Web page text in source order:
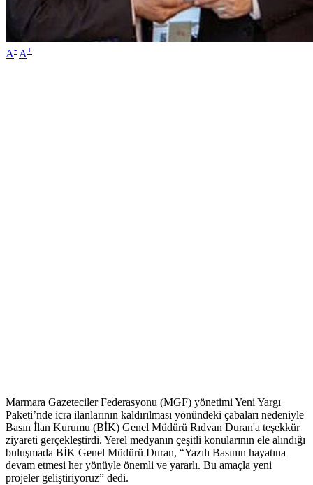
A- A+
Marmara Gazeteciler Federasyonu (MGF) yönetimi Yeni Yargı
Paketi’nde icra ilanlarının kaldırılması yönündeki çabaları nedeniyle
Basın İlan Kurumu (BİK) Genel Müdürü Rıdvan Duran'a teşekkür
ziyareti gerçekleştirdi. Yerel medyanın çeşitli konularının ele alındığı
buluşmada BİK Genel Müdürü Duran, “Yazılı Basının hayatına
devam etmesi her yönüyle önemli ve yararlı. Bu amaçla yeni
projeler geliştiriyoruz” dedi.